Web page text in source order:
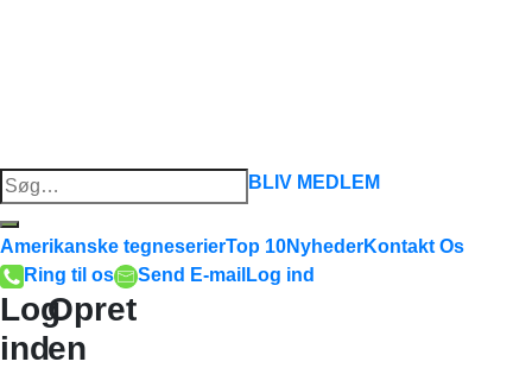
Søg
efter:
BLIV MEDLEM
Amerikanske tegneserierTop 10NyhederKontakt Os
Ring til os
Send E-mail Log ind
Log
ind
Opret
en